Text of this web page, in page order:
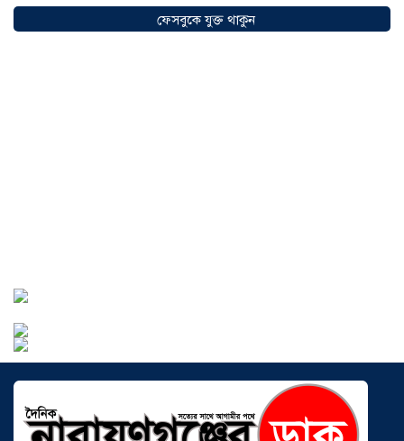
২০২৬
আড়াইহাজারে বান্টি বাজারে ৫ গ্রাম
ফেসবুকে যুক্ত থাকুন